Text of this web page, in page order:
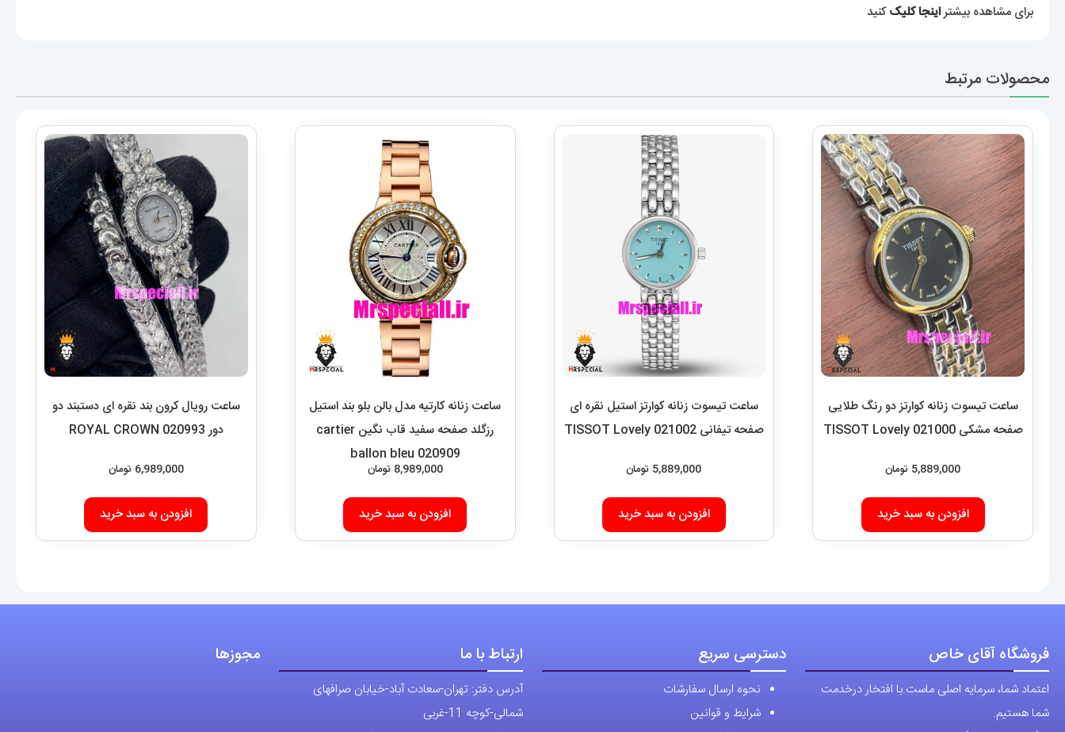
برای مشاهده بیشتراینجا کلیک کنید
محصولات مرتبط
ساعت تیسوت زنانه کوارتز دو رنگ طلایی
صفحه مشکی 021000 TISSOT Lovely
5,889,000 تومان
افزودن به سبد خرید
ساعت تیسوت زنانه کوارتز استیل نقره ای
صفحه تیفانی 021002 TISSOT Lovely
5,889,000 تومان
افزودن به سبد خرید
ساعت زنانه کارتیه مدل بالن بلو بند استیل
رزگلد صفحه سفید قاب نگین cartier
ballon bleu 020909
8,989,000 تومان
افزودن به سبد خرید
ساعت رویال کرون بند نقره ای دستبند دو
دور 020993 ROYAL CROWN
6,989,000 تومان
افزودن به سبد خرید
فروشگاه آقای خاص
اعتماد شما، سرمایه اصلی ماست.با افتخار درخدمت
شما هستیم.
دسترسی سریع
نحوه ارسال سفارشات
شرایط و قوانین
ارتباط با ما
آدرس دفتر: تهران-سعادت آباد-خیابان صرافهای
شمالی-کوچه 11-غربی
مجوزها